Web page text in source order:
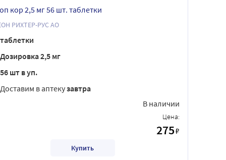
кор 2,5 мг 56 шт. таблетки
РИХТЕР-РУС АО
таблетки
Дозировка 2,5 мг
56 шт в уп.
Доставим в аптекузавтра
В наличии
Цена:
275₽
Купить